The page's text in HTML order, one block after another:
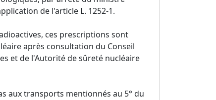
de l'article L. 1252-1.
ces prescriptions sont
après consultation du Conseil
et de l'Autorité de sûreté nucléaire
aux transports mentionnés au 5° du